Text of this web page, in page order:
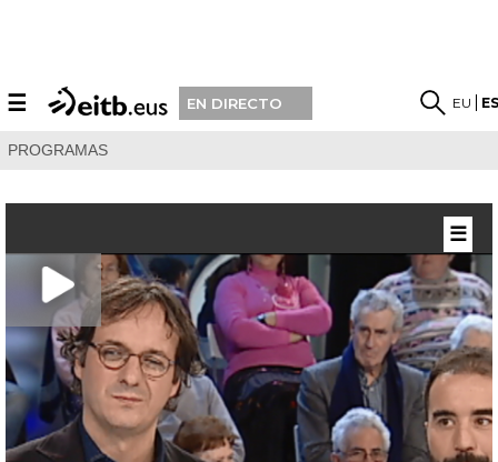
☰ EN DIRECTO EU
PROGRAMAS
☰